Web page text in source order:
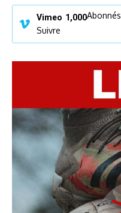
Vimeo 1,000Abonnés
Suivre